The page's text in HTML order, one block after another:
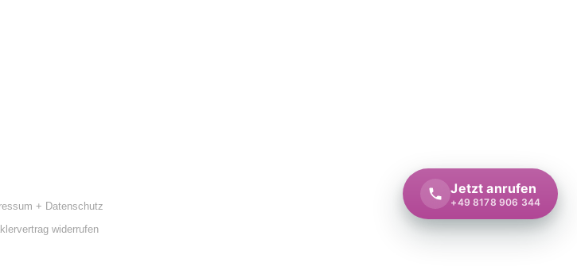
+ Datenschutz
widerrufen
Jetzt anrufen
+49 8178 906 344